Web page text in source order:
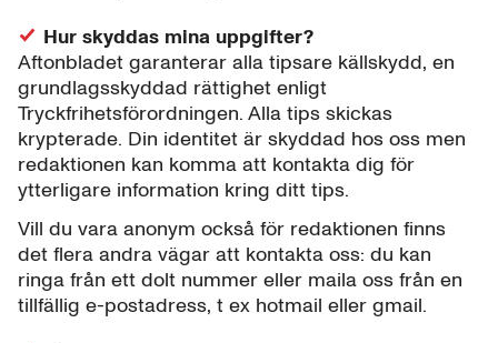
Hur skyddas mina uppgifter?
Aftonbladet garanterar alla tipsare källskydd, en
grundlagsskyddad rättighet enligt
Tryckfrihetsförordningen. Alla tips skickas
krypterade. Din identitet är skyddad hos oss men
redaktionen kan komma att kontakta dig för
ytterligare information kring ditt tips.
Vill du vara anonym också för redaktionen finns
det flera andra vägar att kontakta oss: du kan
ringa från ett dolt nummer eller maila oss från en
tillfällig e-postadress, t ex hotmail eller gmail.